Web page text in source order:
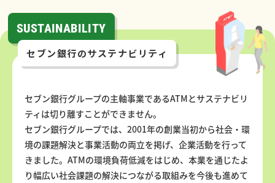
セブン銀行のサステナビリティ
SUSTAINABILITY
セブン銀行グループの主軸事業であるATMとサステナビリ
ティは切り離すことができません。
セブン銀行グループでは、2001年の創業当初から社会・環
境の課題解決と事業活動の両立を掲げ、企業活動を行って
きました。ATMの環境負荷低減をはじめ、本業を通じたよ
り幅広い社会課題の解決につながる取組みを今後も進めて